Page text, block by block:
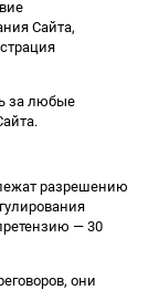
Сайта,
за любые
разрешению
— 30
они